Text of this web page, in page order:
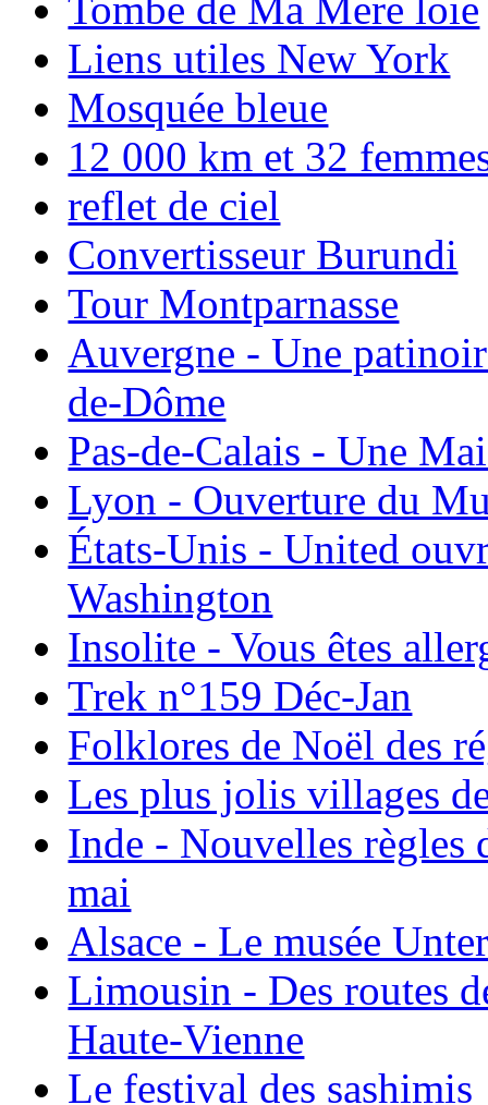
Liens utiles New York
Mosquée bleue
12 000 km et 32
reflet de ciel
Convertisseur Burundi
Tour Montparnasse
Auvergne - Une
de-Dôme
Pas-de-Calais - Une
Lyon - Ouverture du
États-Unis - United
Washington
Insolite - Vous êtes
Trek n°159 Déc-Jan
Folklores de Noël des
Les plus jolis villages
Inde - Nouvelles règles
mai
Alsace - Le musée
Limousin - Des routes
Haute-Vienne
Le festival des sashimis